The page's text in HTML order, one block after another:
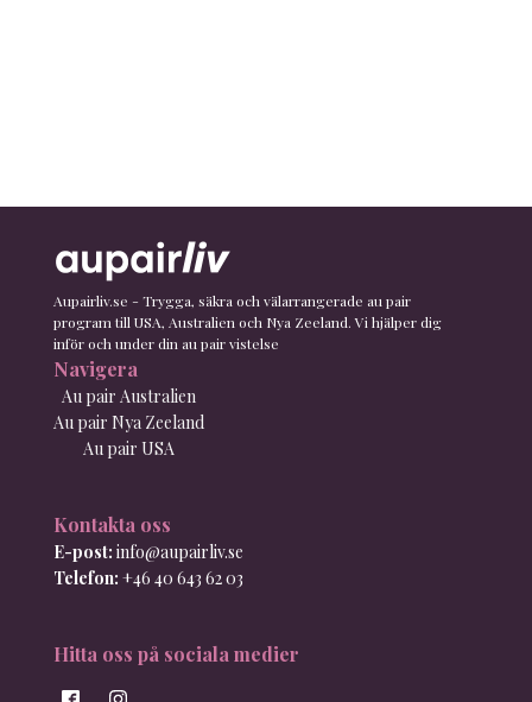
Aupairliv.se - Trygga, säkra och välarrangerade au pair
program till USA, Australien och Nya Zeeland. Vi hjälper dig
inför och under din au pair vistelse
Navigera
Au pair Australien
Au pair Nya Zeeland
Au pair USA
Kontakta oss
E-post: info@aupairliv.se
Telefon: +46 40 643 62 03
Hitta oss på sociala medier